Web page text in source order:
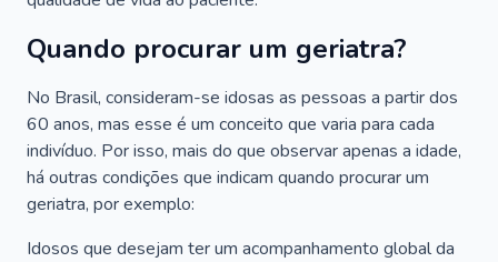
Quando procurar um geriatra?
No Brasil, consideram-se idosas as pessoas a partir dos
60 anos, mas esse é um conceito que varia para cada
indivíduo. Por isso, mais do que observar apenas a idade,
há outras condições que indicam quando procurar um
geriatra, por exemplo:
Idosos que desejam ter um acompanhamento global da